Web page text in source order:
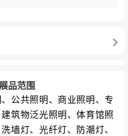
品范围
公共照明、商业照明、专
筑物泛光照明、体育馆照
墙灯、光纤灯、防潮灯、